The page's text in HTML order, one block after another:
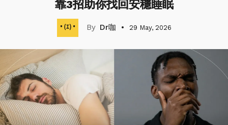
靠3招助你找回安穩睡眠
Dr咖 29 May, 2026